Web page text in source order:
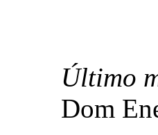
Último
Dom